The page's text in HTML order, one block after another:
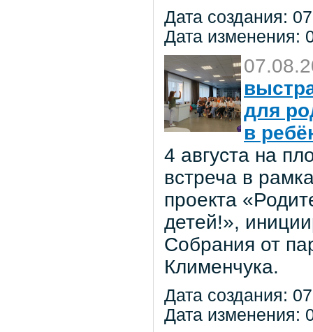
Дата создания:
Дата изменения:
для
в
4 августа на
встреча в
проекта
детей!»,
Собрания от
Клименчука.
Дата создания:
Дата изменения: